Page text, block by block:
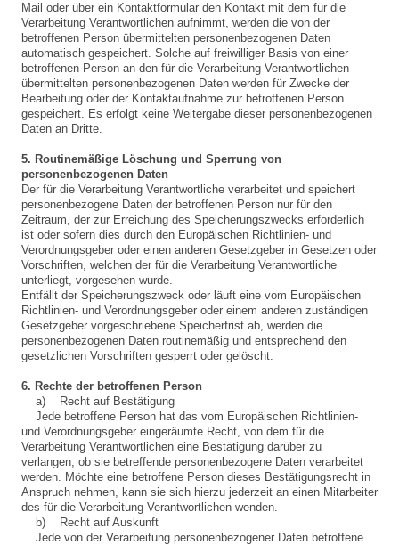
Mail oder über ein Kontaktformular den Kontakt mit dem für die
Verarbeitung Verantwortlichen aufnimmt, werden die von der
betroffenen Person übermittelten personenbezogenen Daten
automatisch gespeichert. Solche auf freiwilliger Basis von einer
betroffenen Person an den für die Verarbeitung Verantwortlichen
übermittelten personenbezogenen Daten werden für Zwecke der
Bearbeitung oder der Kontaktaufnahme zur betroffenen Person
gespeichert. Es erfolgt keine Weitergabe dieser personenbezogenen
Daten an Dritte.
5. Routinemäßige Löschung und Sperrung von
personenbezogenen Daten
Der für die Verarbeitung Verantwortliche verarbeitet und speichert
personenbezogene Daten der betroffenen Person nur für den
Zeitraum, der zur Erreichung des Speicherungszwecks erforderlich
ist oder sofern dies durch den Europäischen Richtlinien- und
Verordnungsgeber oder einen anderen Gesetzgeber in Gesetzen oder
Vorschriften, welchen der für die Verarbeitung Verantwortliche
unterliegt, vorgesehen wurde.
Entfällt der Speicherungszweck oder läuft eine vom Europäischen
Richtlinien- und Verordnungsgeber oder einem anderen zuständigen
Gesetzgeber vorgeschriebene Speicherfrist ab, werden die
personenbezogenen Daten routinemäßig und entsprechend den
gesetzlichen Vorschriften gesperrt oder gelöscht.
6. Rechte der betroffenen Person
a) Recht auf Bestätigung
Jede betroffene Person hat das vom Europäischen Richtlinien-
und Verordnungsgeber eingeräumte Recht, von dem für die
Verarbeitung Verantwortlichen eine Bestätigung darüber zu
verlangen, ob sie betreffende personenbezogene Daten verarbeitet
werden. Möchte eine betroffene Person dieses Bestätigungsrecht in
Anspruch nehmen, kann sie sich hierzu jederzeit an einen Mitarbeiter
des für die Verarbeitung Verantwortlichen wenden.
b) Recht auf Auskunft
Jede von der Verarbeitung personenbezogener Daten betroffene